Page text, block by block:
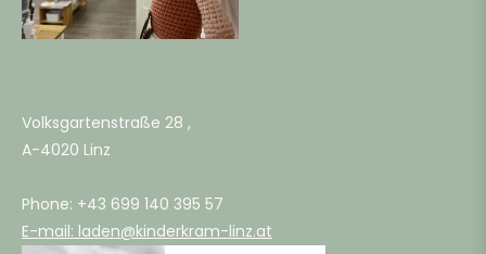
Volksgartenstraße 28 ,
A-4020 Linz
Phone: +43 699 140 395 57
E-mail: laden@kinderkram-linz.at